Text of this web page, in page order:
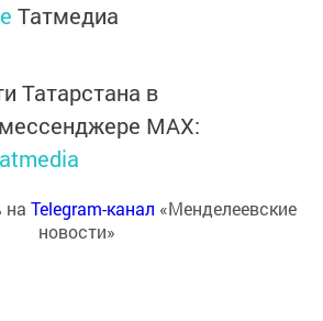
Татмедиа
Татарстана в
MАХ:
на Telegram-канал «Менделеевские
новости»